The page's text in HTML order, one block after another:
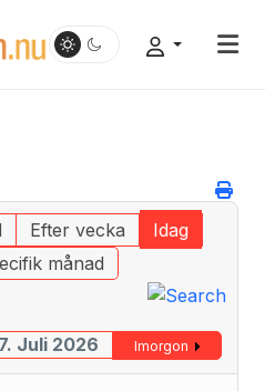
Efter vecka
Idag
månad
Juli 2026 Imorgon